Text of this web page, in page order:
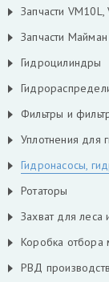
Запчасти
Запчасти
Гидроцилиндры
Фильтры и
Уплотнения для
Гидронасосы,
Ротаторы
Захват для леса
Коробка отбора
РВД